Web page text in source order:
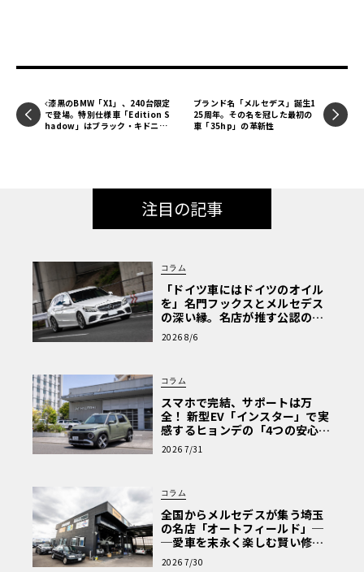
漆黒のBMW「X1」、240台限定
で登場。特別仕様車「Edition S
hadow」はブラック・キドニ
ブランド名「メルセデス」誕生1
25周年。その名を冠した最初の
車「35hp」の革新性
注目の記事
コラム
「ドイツ車にはドイツのオイル
を」名門フックスとメルセデス
の深い縁。名店が推す公認の安
心と、Cクラスで味わうシルキー
な走り〈PR〉
2026 8/6
コラム
スマホで完結、サポートは万
全！ 新型EV「インスター」で実
感するヒョンデの「4つの安心」
【第1回・ヒョンデ6つの疑問：
Why? Hyundai?】〈PR〉
2026 7/31
コラム
全国からメルセデスが集う埼玉
の名店「オートフィールド」─
─愛車を末永く楽しむ賢い修理
術と、プロがフックス製オイル
2026 7/30